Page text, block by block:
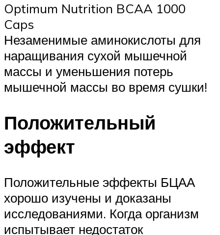
Optimum Nutrition BCAA 1000
Caps
Незаменимые аминокислоты для
наращивания сухой мышечной
массы и уменьшения потерь
мышечной массы во время сушки!
Положительный
эффект
Положительные эффекты БЦАА
хорошо изучены и доказаны
исследованиями. Когда организм
испытывает недостаток